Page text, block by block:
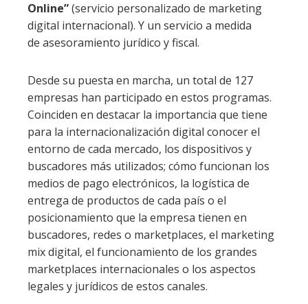
Online”(servicio personalizado de marketing
digital internacional). Y un servicio a medida
de asesoramiento jurídico y fiscal.
Desde su puesta en marcha, un total de 127
empresas han participado en estos programas.
Coinciden en destacar la importancia que tiene
para la internacionalización digital conocer el
entorno de cada mercado, los dispositivos y
buscadores más utilizados; cómo funcionan los
medios de pago electrónicos, la logística de
entrega de productos de cada país o el
posicionamiento que la empresa tienen en
buscadores, redes o marketplaces, el marketing
mix digital, el funcionamiento de los grandes
marketplaces internacionales o los aspectos
legales y jurídicos de estos canales.